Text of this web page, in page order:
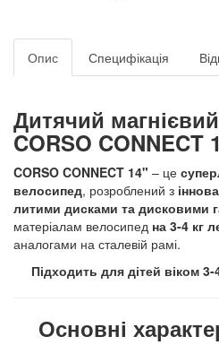
Опис Специфікація
Дитячий
CORSO CONNECT
CORSO CONNECT 14" – це
велосипед, розроблений з
литими дисками та дисковими
матеріалам велосипед на 3-4 кг
аналогами на сталевій рамі.
Підходить для дітей віком 3-
Основні